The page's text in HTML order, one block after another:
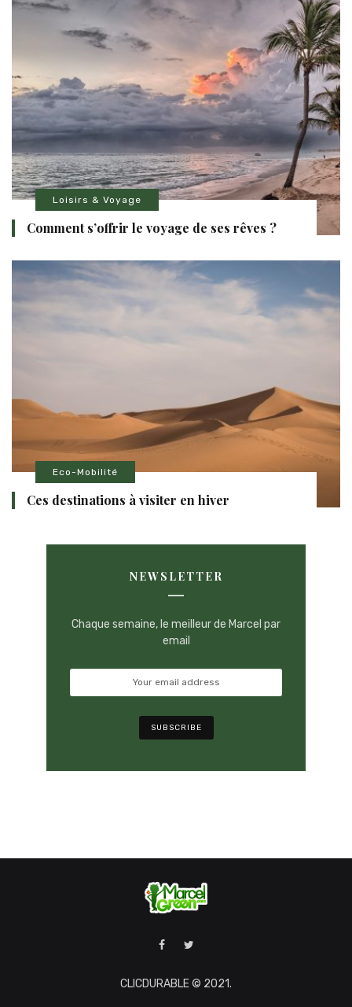
Loisirs & Voyage
Comment s’offrir le voyage de ses rêves ?
Eco-Mobilité
Ces destinations à visiter en hiver
NEWSLETTER
Chaque semaine, le meilleur de Marcel par
email
CLICDURABLE © 2021.